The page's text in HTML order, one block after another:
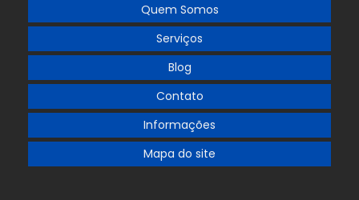
Empresa de importação por encomenda
Empresa de importação de equipamentos industriais
Empresa de importação e exportação
Empresa de importação e exportação no brasil
Empresa de importação e exportação em são paulo
Quem Somos
Serviços
Blog
Contato
Informações
Mapa do site